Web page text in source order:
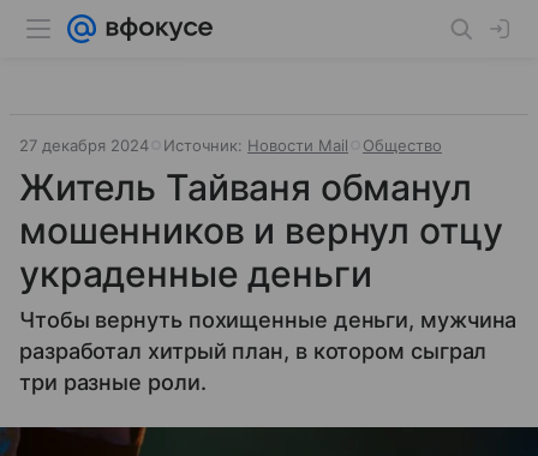
27 декабря 2024 Источник: Новости Mail Общество
Житель Тайваня обманул
мошенников и вернул отцу
украденные деньги
Чтобы вернуть похищенные деньги, мужчина
разработал хитрый план, в котором сыграл
три разные роли.